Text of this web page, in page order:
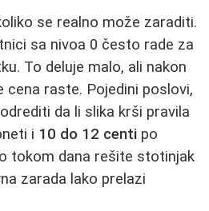
se realno može zaraditi.
sa nivoa 0 često rade za
To deluje malo, ali nakon
cena raste. Pojedini poslovi,
da li slika krši pravila
i 10 do 12 centi po
tokom dana rešite stotinjak
zarada lako prelazi